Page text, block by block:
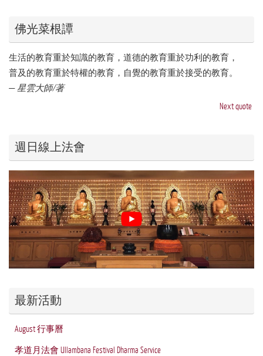
佛光菜根譚
生活的教育重於知識的教育，道德的教育重於功利的教育，
普及的教育重於特權的教育，自覺的教育重於接受的教育。
— 星雲大師/著
Next quote
週日線上法會
最新活動
August 行事曆
孝道月法會 Ullambana Festival Dharma Service